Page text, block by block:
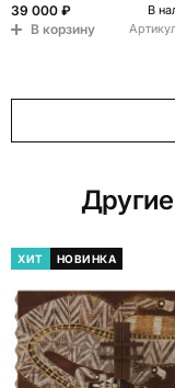
39 000 ₽
В
В корзину
ХИТ НОВИНКА